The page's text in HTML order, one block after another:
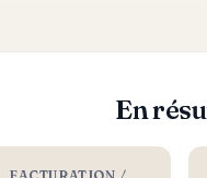
En